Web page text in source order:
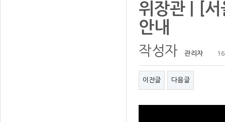
위장관 | [서
안내
작성자 관리자
이전글 다음글